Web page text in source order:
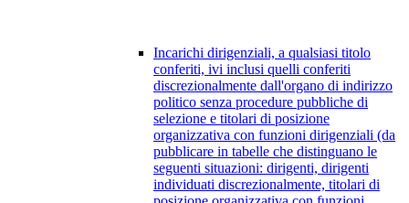
Incarichi dirigenziali, a qualsiasi titolo
conferiti, ivi inclusi quelli conferiti
discrezionalmente dall'organo di indirizzo
politico senza procedure pubbliche di
selezione e titolari di posizione
organizzativa con funzioni dirigenziali (da
pubblicare in tabelle che distinguano le
seguenti situazioni: dirigenti, dirigenti
individuati discrezionalmente, titolari di